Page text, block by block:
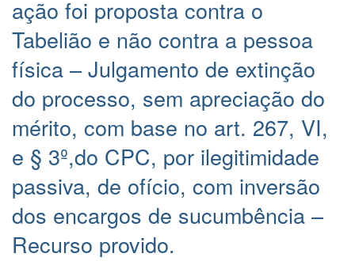
ação foi proposta contra o
Tabelião e não contra a pessoa
física – Julgamento de extinção
do processo, sem apreciação do
mérito, com base no art. 267, VI,
e § 3º,do CPC, por ilegitimidade
passiva, de ofício, com inversão
dos encargos de sucumbência –
Recurso provido.